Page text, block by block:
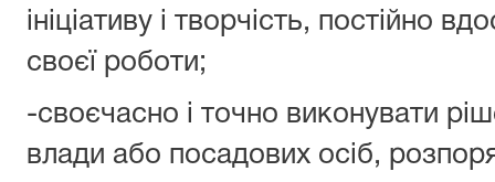
ініціативу і творчість, постійно
своєї роботи;
-своєчасно і точно виконувати
влади або посадових осіб,